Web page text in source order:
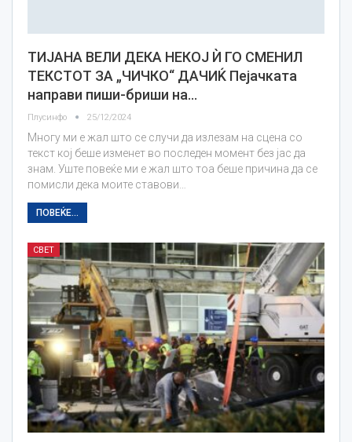
ТИЈАНА ВЕЛИ ДЕКА НЕКОЈ Ѝ ГО СМЕНИЛ
ТЕКСТОТ ЗА „ЧИЧКО“ ДАЧИЌ Пејачката
направи пиши-бриши на…
Плусинфо 25/12/2024
Многу ми е жал што се случи да излезам на сцена со
текст кој беше изменет во последен момент без јас да
знам. Уште повеќе ми е жал што тоа беше причина да се
помисли дека моите ставови…
ПОВЕЌЕ...
СВЕТ